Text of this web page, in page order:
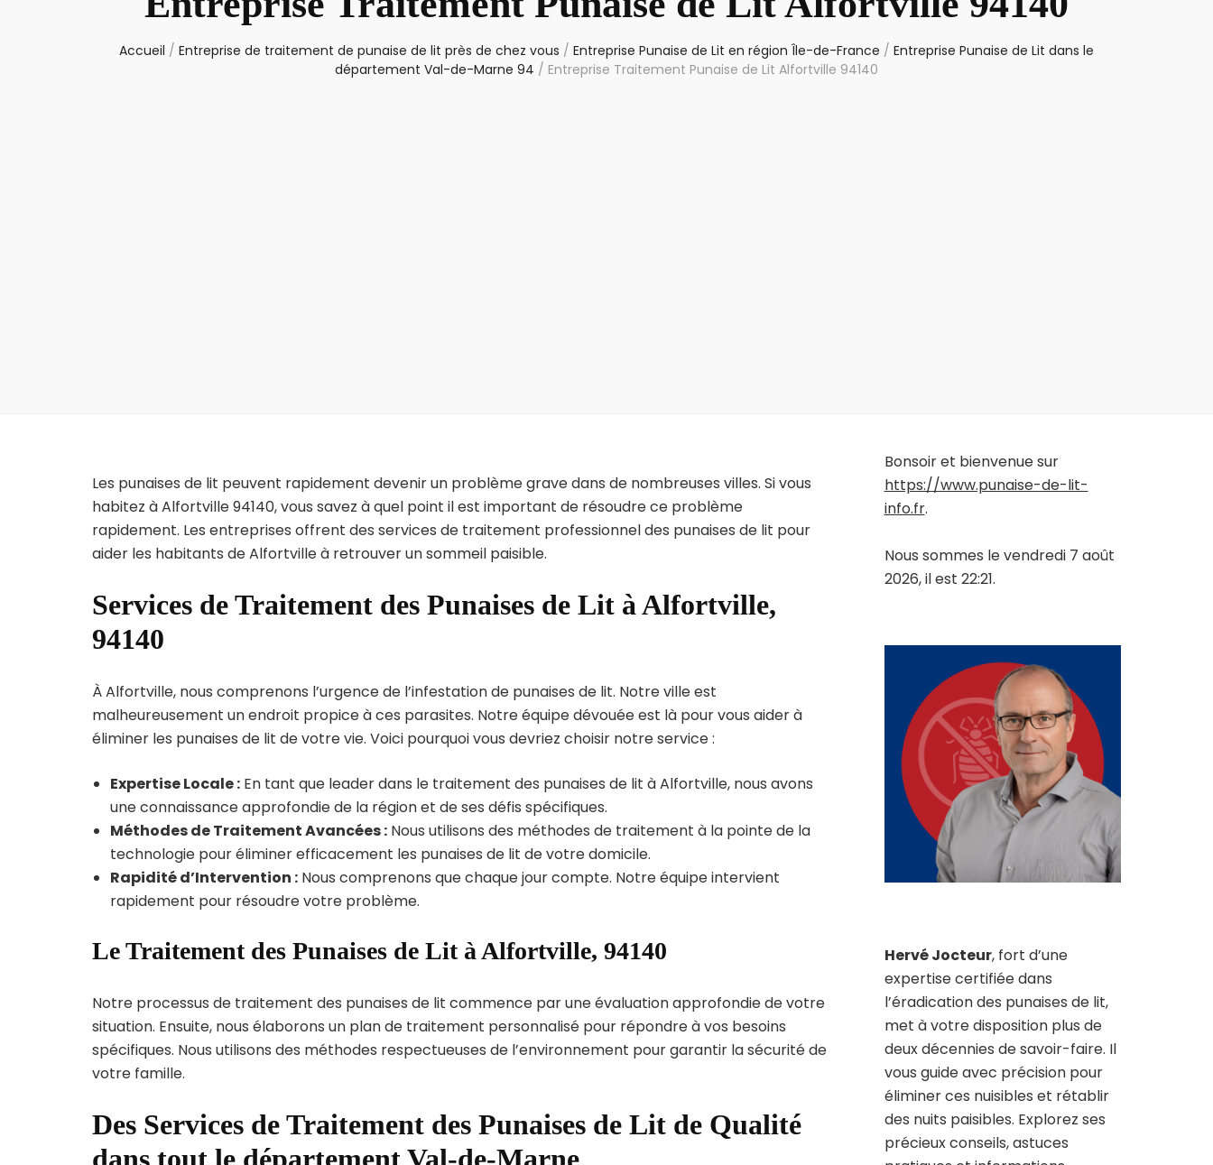
Accueil / Entreprise de traitement de punaise de lit près de chez vous / Entreprise Punaise de Lit en région Île-de-France / Entreprise Punaise de Lit dans le
département Val-de-Marne 94 / Entreprise Traitement Punaise de Lit Alfortville 94140
Les punaises de lit peuvent rapidement devenir un problème grave dans de nombreuses villes. Si vous
habitez à Alfortville 94140, vous savez à quel point il est important de résoudre ce problème
rapidement. Les entreprises offrent des services de traitement professionnel des punaises de lit pour
aider les habitants de Alfortville à retrouver un sommeil paisible.
Services de Traitement des Punaises de Lit à Alfortville,
94140
À Alfortville, nous comprenons l’urgence de l’infestation de punaises de lit. Notre ville est
malheureusement un endroit propice à ces parasites. Notre équipe dévouée est là pour vous aider à
éliminer les punaises de lit de votre vie. Voici pourquoi vous devriez choisir notre service :
Expertise Locale : En tant que leader dans le traitement des punaises de lit à Alfortville, nous avons
une connaissance approfondie de la région et de ses défis spécifiques.
Méthodes de Traitement Avancées : Nous utilisons des méthodes de traitement à la pointe de la
technologie pour éliminer efficacement les punaises de lit de votre domicile.
Rapidité d’Intervention : Nous comprenons que chaque jour compte. Notre équipe intervient
rapidement pour résoudre votre problème.
Le Traitement des Punaises de Lit à Alfortville, 94140
Notre processus de traitement des punaises de lit commence par une évaluation approfondie de votre
situation. Ensuite, nous élaborons un plan de traitement personnalisé pour répondre à vos besoins
spécifiques. Nous utilisons des méthodes respectueuses de l’environnement pour garantir la sécurité de
votre famille.
Des Services de Traitement des Punaises de Lit de Qualité
dans tout le département Val-de-Marne
Bonsoir et bienvenue sur
https://www.punaise-de-lit-
info.fr.
Nous sommes le vendredi 7 août
2026, il est 22:21.
Hervé Jocteur, fort d’une
expertise certifiée dans
l’éradication des punaises de lit,
met à votre disposition plus de
deux décennies de savoir-faire. Il
vous guide avec précision pour
éliminer ces nuisibles et rétablir
des nuits paisibles. Explorez ses
précieux conseils, astuces